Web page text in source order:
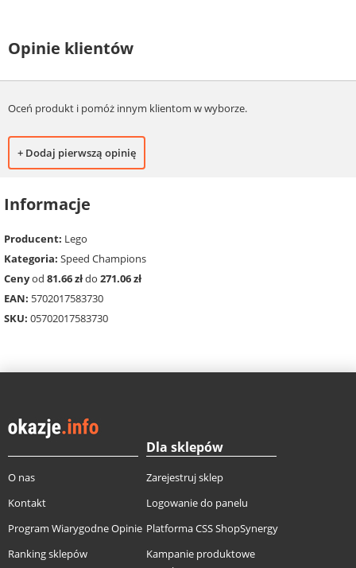
Opinie klientów
Oceń produkt i pomóż innym klientom w wyborze.
+ Dodaj pierwszą opinię
Informacje
Producent: Lego
Kategoria: Speed Champions
Cenyod 81.66 złdo 271.06 zł
EAN: 5702017583730
SKU: 05702017583730
O nas
Kontakt
Program Wiarygodne Opinie
Ranking sklepów
Dla sklepów
Zarejestruj sklep
Logowanie do panelu
Platforma CSS ShopSynergy
Kampanie produktowe